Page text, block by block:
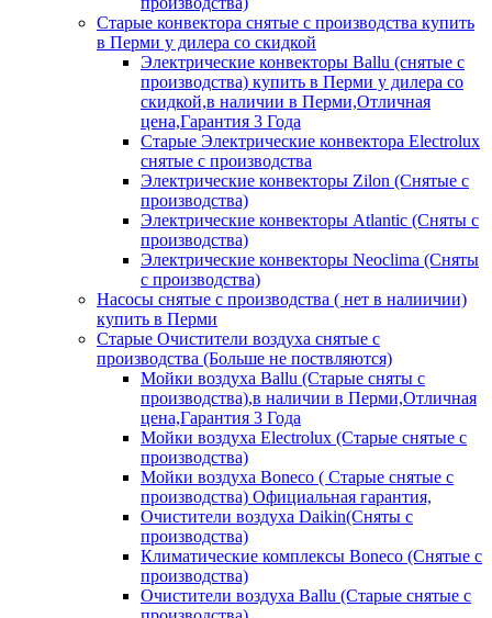
Старые конвектора снятые с производства купить
в Перми у дилера со скидкой
Электрические конвекторы Ballu (снятые с
производства) купить в Перми у дилера со
скидкой,в наличии в Перми,Отличная
цена,Гарантия 3 Года
Старые Электрические конвектора Electrolux
снятые с производства
Электрические конвекторы Zilon (Снятые с
производства)
Электрические конвекторы Atlantic (Сняты с
производства)
Электрические конвекторы Neoclima (Сняты
с производства)
Насосы снятые с производства ( нет в налиичии)
купить в Перми
Старые Очистители воздуха снятые с
производства (Больше не поствляются)
Мойки воздуха Ballu (Старые сняты с
производства),в наличии в Перми,Отличная
цена,Гарантия 3 Года
Мойки воздуха Electrolux (Старые снятые с
производства)
Мойки воздуха Boneco ( Старые снятые с
производства) Официальная гарантия,
Очистители воздуха Daikin(Сняты с
производства)
Климатические комплексы Boneco (Снятые с
производства)
Очистители воздуха Ballu (Старые снятые с